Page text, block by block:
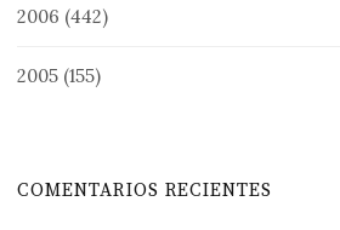
2006 (442)
2005 (155)
COMENTARIOS RECIENTES